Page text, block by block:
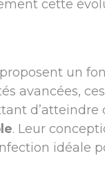
cette
un
avancées,
d’atteindre
. Leur
idéale